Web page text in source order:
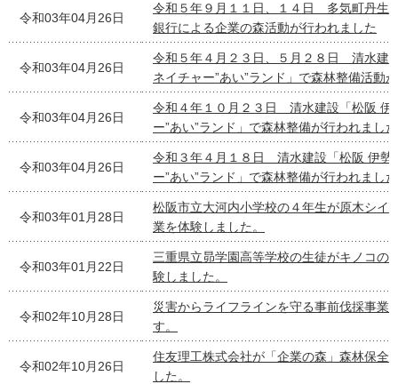
令和03年04月26日
令和５年９月１１日、１４日 多気町丹生
銀行による企業の森活動が行われました
令和03年04月26日
令和５年４月２３日、５月２８日 清水建
ネイチャー”あい”ランド」で森林整備活動
令和03年04月26日
令和４年１０月２３日 清水建設「松阪 伊
ー”あい”ランド」で森林整備が行われました
令和03年04月26日
令和３年４月１８日 清水建設「松阪 伊勢
ー”あい”ランド」で森林整備が行われました
令和03年01月28日
松阪市立大河内小学校の４年生が原木シイ
業を体験しました。
令和03年01月22日
三重県立昴学園高等学校の生徒がキノコの
験しました。
令和02年10月28日
災害からライフラインを守る事前伐採事業
す。
令和02年10月26日
住友理工株式会社が「企業の森」森林保全
した。